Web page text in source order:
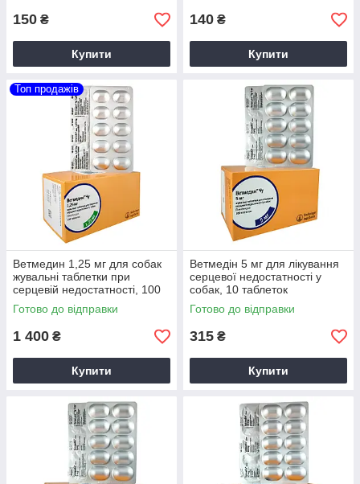
150 ₴
Купити
140 ₴
Купити
Топ продажів
Ветмедин 1,25 мг для собак
жувальні таблетки при
серцевій недостатності, 100
таблеток
Готово до відправки
1 400 ₴
Купити
Ветмедін 5 мг для лікування
серцевої недостатності у
собак, 10 таблеток
Готово до відправки
315 ₴
Купити